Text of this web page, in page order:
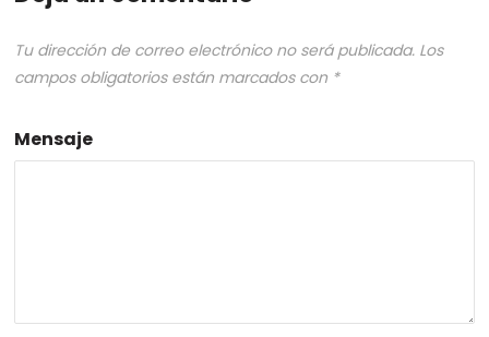
Tu dirección de correo electrónico no será publicada. Los
campos obligatorios están marcados con *
Mensaje